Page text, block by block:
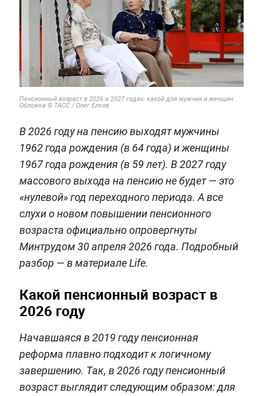
Пенсионный возраст в 2026 и 2027 годах: какой для мужчин и женщин.
Обложка © ТАСС / Олег Елков
В 2026 году на пенсию выходят мужчины
1962 года рождения (в 64 года) и женщины
1967 года рождения (в 59 лет). В 2027 году
массового выхода на пенсию не будет — это
«нулевой» год переходного периода. А все
слухи о новом повышении пенсионного
возраста официально опровергнуты
Минтрудом 30 апреля 2026 года. Подробный
разбор — в материале Life.
Какой пенсионный возраст в
2026 году
Начавшаяся в 2019 году пенсионная
реформа плавно подходит к логичному
завершению. Так, в 2026 году пенсионный
возраст выглядит следующим образом: для